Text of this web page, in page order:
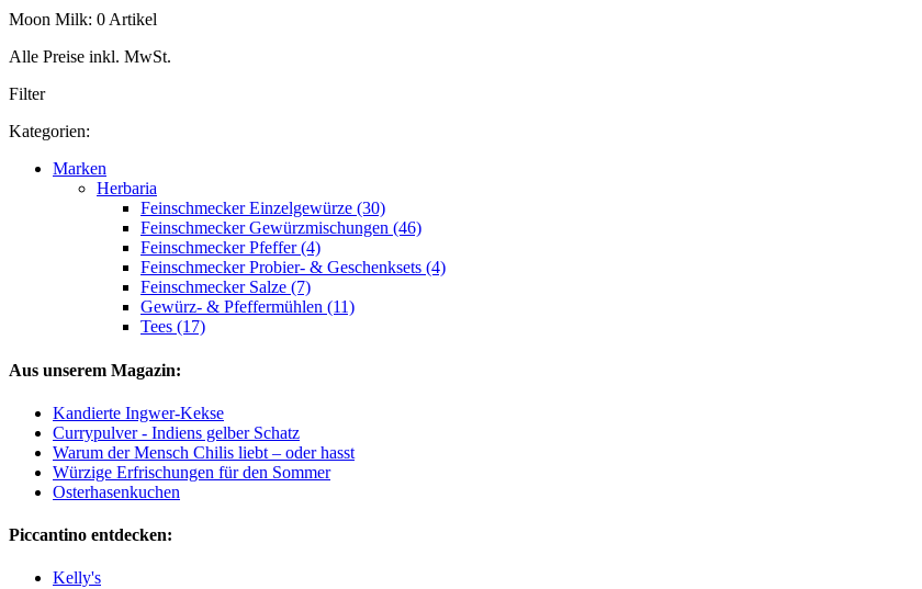
Moon Milk: 0 Artikel
Alle Preise inkl. MwSt.
Filter
Kategorien:
Marken
Herbaria
Feinschmecker Einzelgewürze (30)
Feinschmecker Gewürzmischungen (46)
Feinschmecker Pfeffer (4)
Feinschmecker Probier- & Geschenksets (4)
Feinschmecker Salze (7)
Gewürz- & Pfeffermühlen (11)
Tees (17)
Aus unserem Magazin:
Kandierte Ingwer-Kekse
Currypulver - Indiens gelber Schatz
Warum der Mensch Chilis liebt – oder hasst
Würzige Erfrischungen für den Sommer
Osterhasenkuchen
Piccantino entdecken:
Kelly's